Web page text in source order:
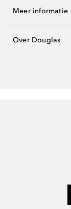
Meer informatie
Over Douglas